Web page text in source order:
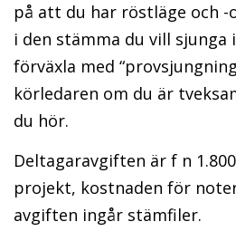
på att du har röstläge och -
i den stämma du vill sjunga
förväxla med
körledaren om du är
du hör.
Deltagaravgiften är f n
projekt, kostnaden för
avgiften ingår stämfiler.